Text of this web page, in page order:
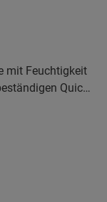
mit Feuchtigkeit
Quick-
sehen nicht
zuvor!